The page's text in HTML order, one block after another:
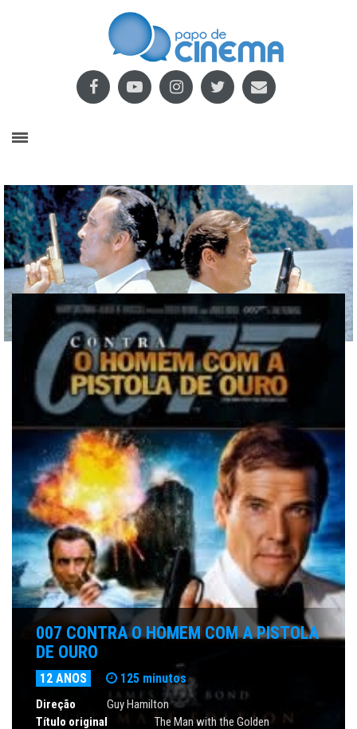
007 CONTRA O HOMEM COM A PISTOLA
DE OURO
12 ANOS 125 minutos
Direção
Guy Hamilton
Título original
The Man with the Golden